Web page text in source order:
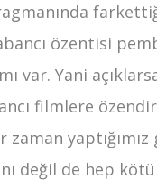
özentisi
var. Yani
filmlere
zaman yaptığımız
değil de hep kötü